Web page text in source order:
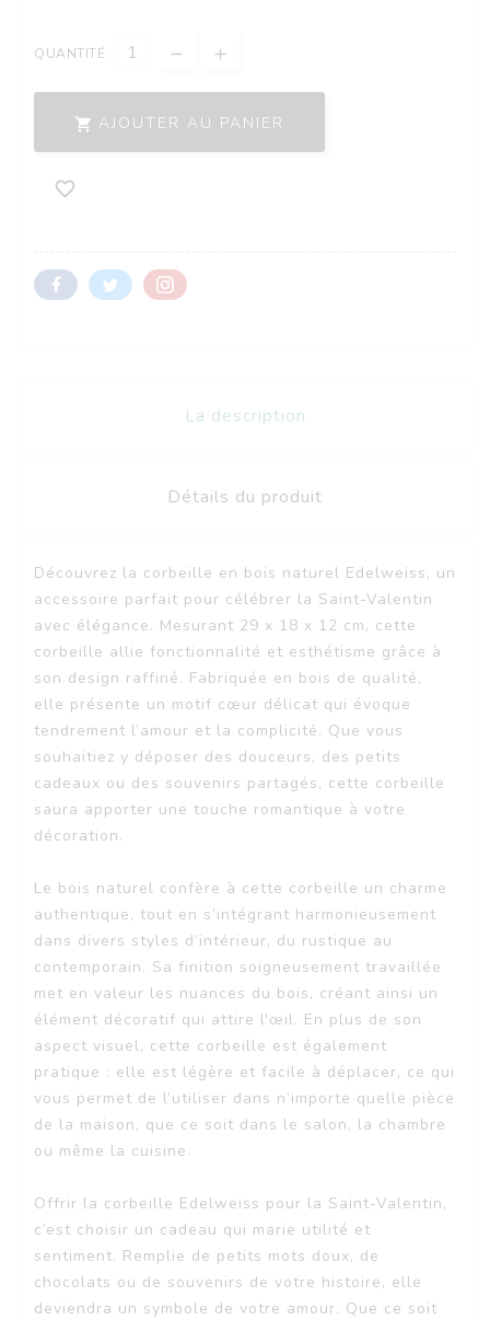
QUANTITÉ
 AJOUTER AU PANIER

La description
Détails du produit
Découvrez la corbeille en bois naturel Edelweiss, un
accessoire parfait pour célébrer la Saint-Valentin
avec élégance. Mesurant 29 x 18 x 12 cm, cette
corbeille allie fonctionnalité et esthétisme grâce à
son design raffiné. Fabriquée en bois de qualité,
elle présente un motif cœur délicat qui évoque
tendrement l’amour et la complicité. Que vous
souhaitiez y déposer des douceurs, des petits
cadeaux ou des souvenirs partagés, cette corbeille
saura apporter une touche romantique à votre
décoration.
Le bois naturel confère à cette corbeille un charme
authentique, tout en s’intégrant harmonieusement
dans divers styles d’intérieur, du rustique au
contemporain. Sa finition soigneusement travaillée
met en valeur les nuances du bois, créant ainsi un
élément décoratif qui attire l'œil. En plus de son
aspect visuel, cette corbeille est également
pratique : elle est légère et facile à déplacer, ce qui
vous permet de l’utiliser dans n’importe quelle pièce
de la maison, que ce soit dans le salon, la chambre
ou même la cuisine.
Offrir la corbeille Edelweiss pour la Saint-Valentin,
c’est choisir un cadeau qui marie utilité et
sentiment. Remplie de petits mots doux, de
chocolats ou de souvenirs de votre histoire, elle
deviendra un symbole de votre amour. Que ce soit